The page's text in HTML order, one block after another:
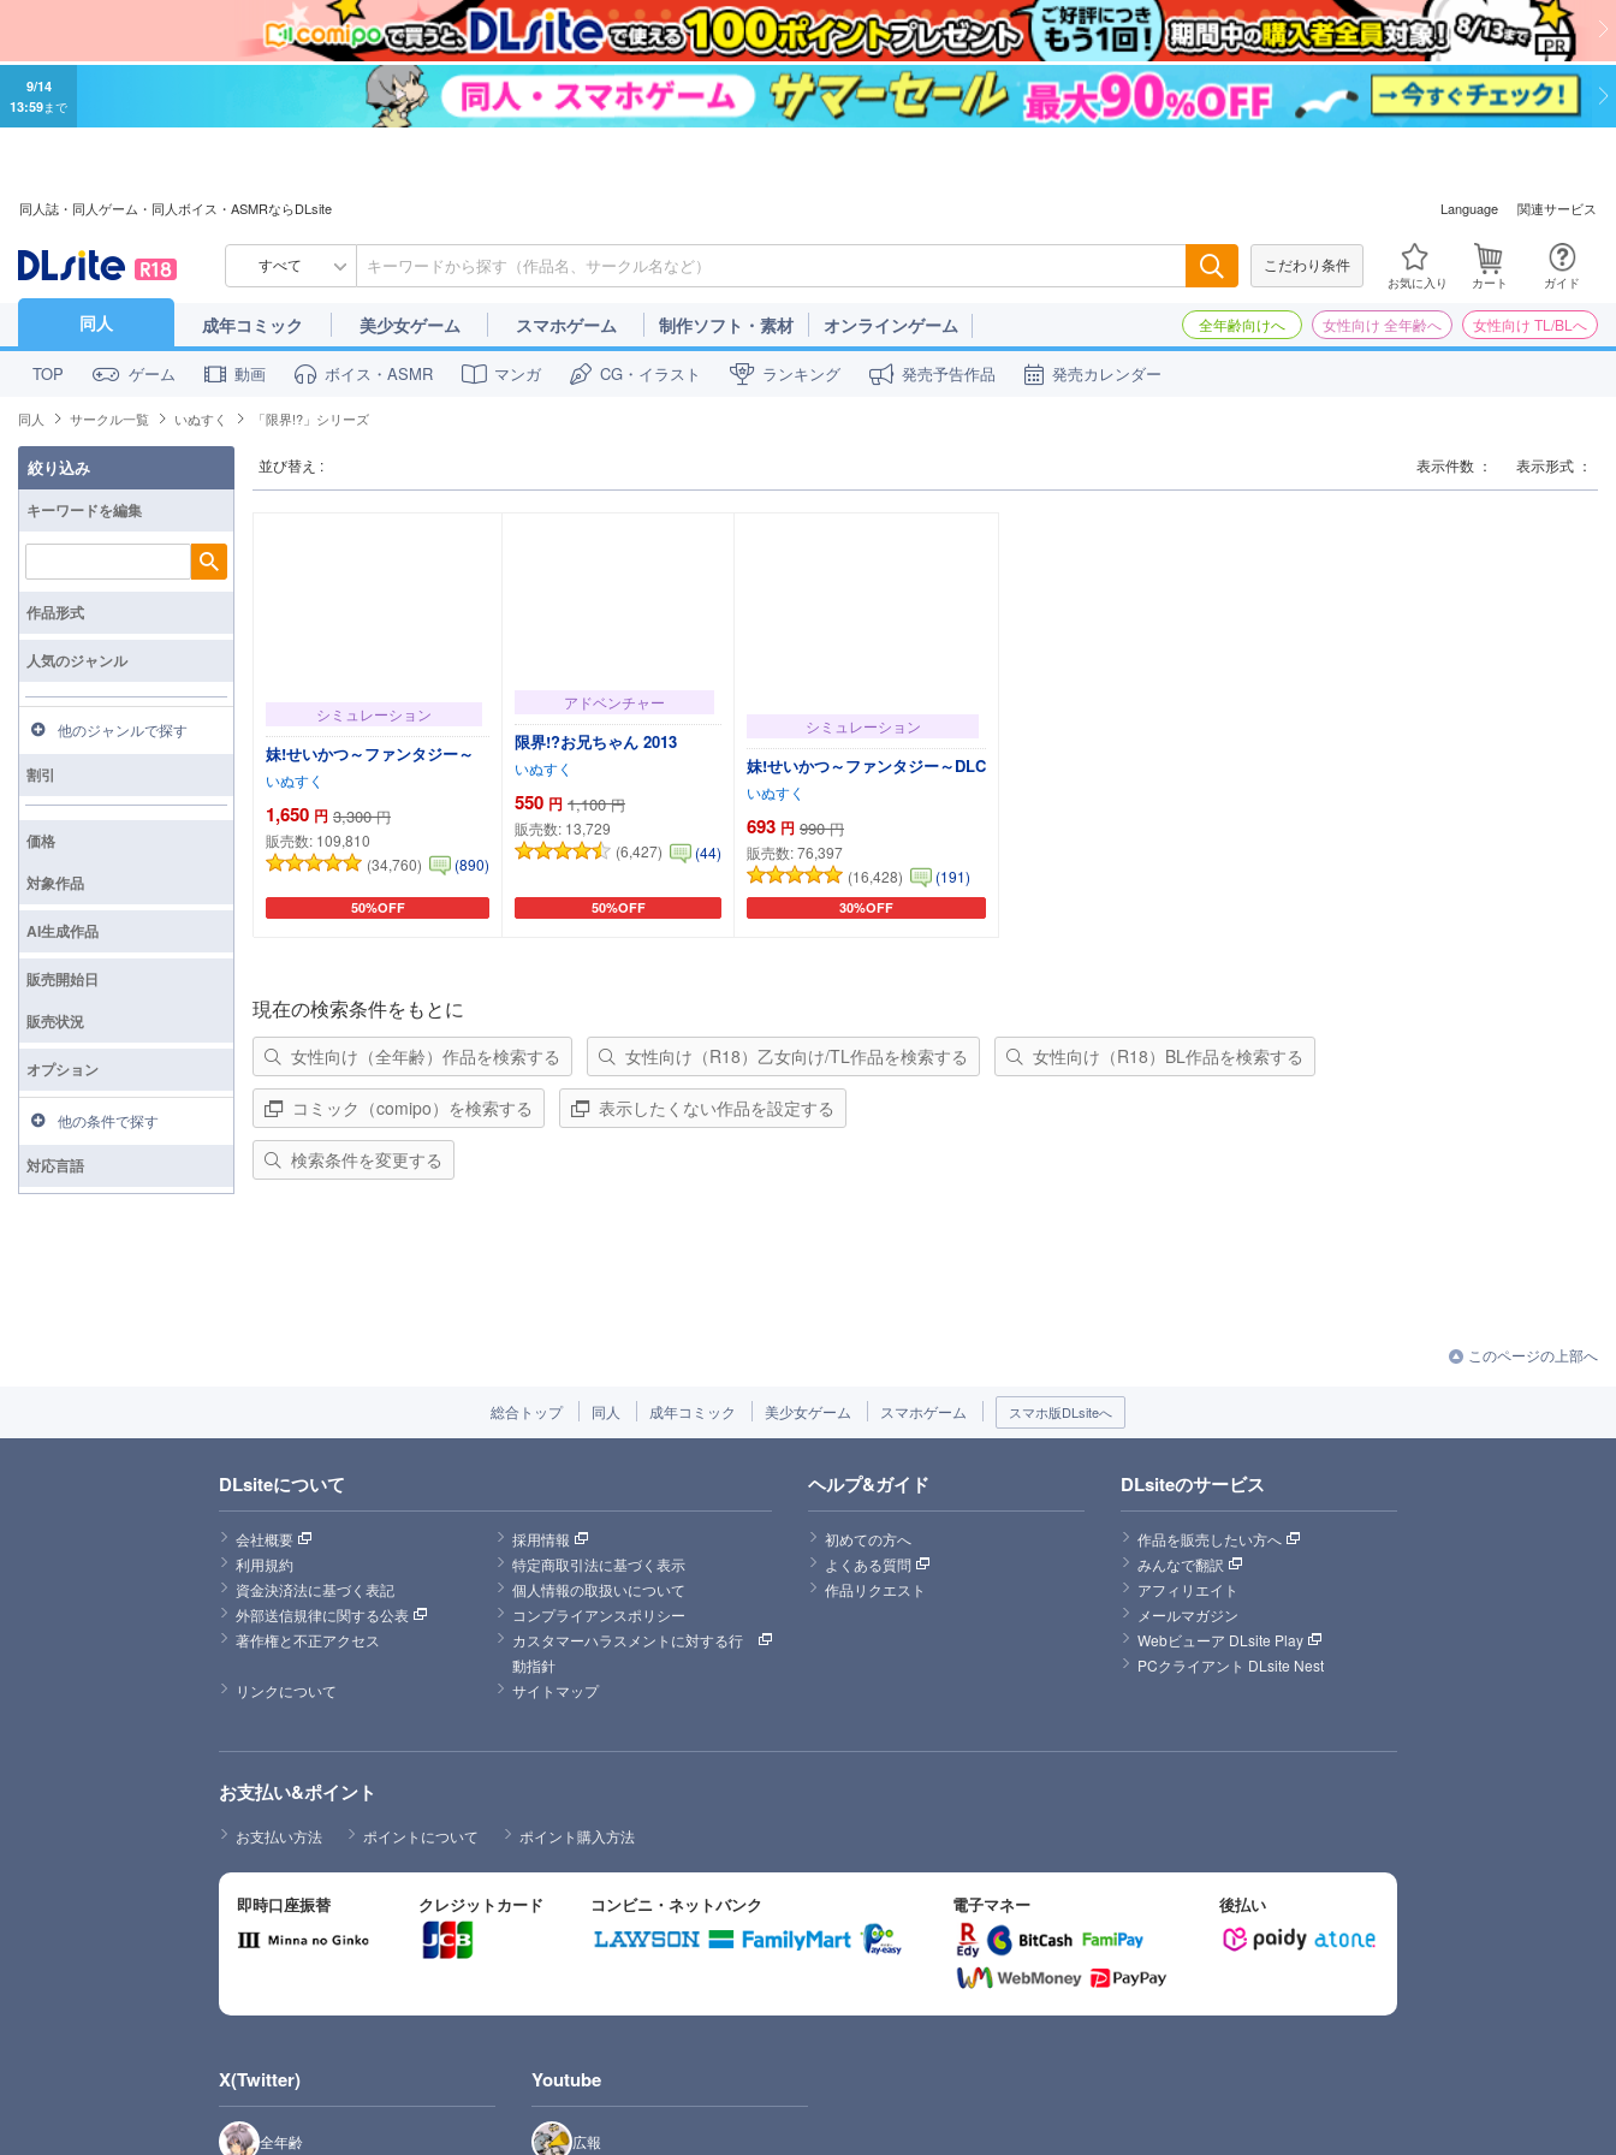
9/14
13:59まで
同人誌・同人ゲーム・同人ボイス・ASMRならDLsite Language 関連サービス
すべて こだわり条件
お気に入り カート ガイド
同人 成年コミック 美少女ゲーム スマホゲーム 制作ソフト・素材 オンラインゲーム 全年齢向けへ 女性向け 全年齢へ 女性向け TL/BLへ
TOP ゲーム 動画 ボイス・ASMR マンガ CG・イラスト ランキング 発売予告作品 発売カレンダー
同人 サークル一覧 いぬすく 「限界!?」シリーズ
並び替え : 表示形式 ：
表示件数 ：
シミュレーション
妹!せいかつ～ファンタジー～
いぬすく
1,650 円 3,300 円
販売数: 109,810
(34,760)
(890)
50%OFF
カートに追加
アドベンチャー
限界!?お兄ちゃん 2013
いぬすく
550 円 1,100 円
販売数: 13,729
(6,427)
(44)
50%OFF
カートに追加
シミュレーション
妹!せいかつ～ファンタジー～DLC
いぬすく
693 円 990 円
販売数:76,397
(16,428)
(191)
30%OFF
カートに追加
現在の検索条件をもとに
女性向け（全年齢）作品を検索する 女性向け（R18）乙女向け/TL作品を検索する 女性向け（R18）BL作品を検索する
コミック（comipo）を検索する 表示したくない作品を設定する
検索条件を変更する
絞り込み
キーワードを編集
検索
作品形式
人気のジャンル
他のジャンルで探す
割引
価格
対象作品
AI生成作品
販売開始日
販売状況
オプション
他の条件で探す
対応言語
このページの上部へ
総合トップ 同人 成年コミック 美少女ゲーム スマホゲーム スマホ版DLsiteへ
DLsiteについて
会社概要
採用情報
利用規約
特定商取引法に基づく表示
資金決済法に基づく表記
個人情報の取扱いについて
外部送信規律に関する公表
コンプライアンスポリシー
著作権と不正アクセス
カスタマーハラスメントに対する行
動指針
リンクについて
サイトマップ
ヘルプ&ガイド
初めての方へ
よくある質問
作品リクエスト
DLsiteのサービス
作品を販売したい方へ
みんなで翻訳
アフィリエイト
メールマガジン
Webビューア DLsite Play
PCクライアント DLsite Nest
お支払い&ポイント
お支払い方法 ポイントについて ポイント購入方法
即時口座振替 クレジットカード コンビニ・ネットバンク 電子マネー 後払い
X(Twitter)
全年齢
Youtube
広報